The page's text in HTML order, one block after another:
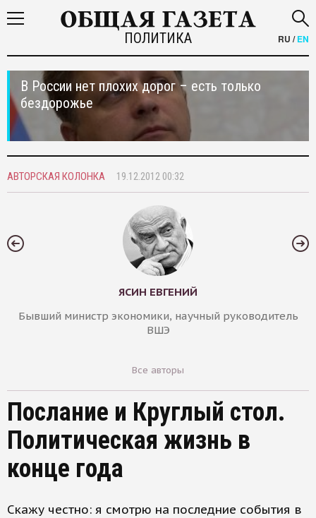
ПОЛИТИКА RU /EN
В России нет плохих дорог – есть только
бездорожье
АВТОРСКАЯ КОЛОНКА 19.12.2012 00:32
ЯСИН ЕВГЕНИЙ
Бывший министр экономики, научный руководитель
ВШЭ
Все авторы
Послание и Круглый стол.
Политическая жизнь в
конце года
Скажу честно: я смотрю на последние события в